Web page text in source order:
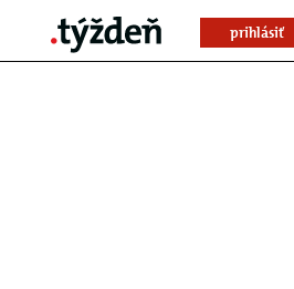
prihlásiť